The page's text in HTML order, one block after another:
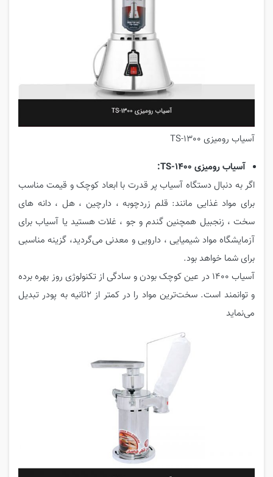
آسیاب رومیزی TS-1300
آسیاب رومیزی TS-1400:
اگر به دنبال دستگاه آسیاب پر قدرت با ابعاد کوچک و قیمت مناسب
برای مواد غذایی مانند: قلم زردچوبه ، دارچین ، هل ، دانه های
سخت ، زنجبیل همچنین گندم و جو ، غلات هستید یا آسیاب برای
آزمایشگاه مواد شیمیایی ، دارویی و معدنی می‌گردید، گزینه مناسبی
برای شما خواهد بود.
آسیاب 1400 در عین کوچک بودن و سادگی از تکنولوژی روز بهره برده
و توانمند است. سخت‌ترین مواد را در کمتر از 2ثانیه به پودر تبدیل
می‌نماید